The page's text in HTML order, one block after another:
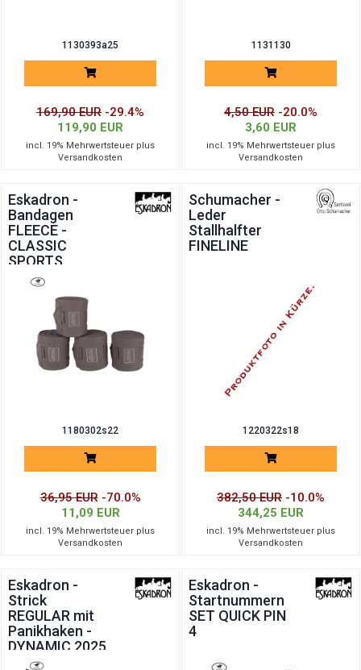
1130393a25
169,90 EUR -29.4%
119,90 EUR
incl. 19% Mehrwertsteuer plus
Versandkosten
1131130
4,50 EUR -20.0%
3,60 EUR
incl. 19% Mehrwertsteuer plus
Versandkosten
Eskadron -
Bandagen
FLEECE -
CLASSIC
SPORTS
1180302s22
36,95 EUR -70.0%
11,09 EUR
incl. 19% Mehrwertsteuer plus
Versandkosten
Schumacher -
Leder
Stallhalfter
FINELINE
1220322s18
382,50 EUR -10.0%
344,25 EUR
incl. 19% Mehrwertsteuer plus
Versandkosten
Eskadron -
Strick
REGULAR mit
Panikhaken -
DYNAMIC 2025
Eskadron -
Startnummern
SET QUICK PIN
4